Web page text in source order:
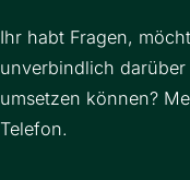
Ihr habt Fragen,
unverbindlich
umsetzen können?
Telefon.